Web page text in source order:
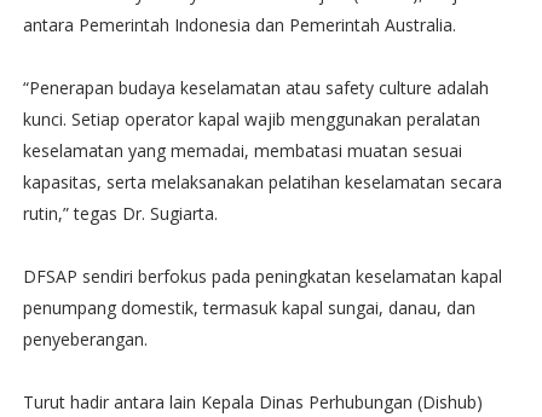
antara Pemerintah Indonesia dan Pemerintah Australia.
“Penerapan budaya keselamatan atau safety culture adalah
kunci. Setiap operator kapal wajib menggunakan peralatan
keselamatan yang memadai, membatasi muatan sesuai
kapasitas, serta melaksanakan pelatihan keselamatan secara
rutin,” tegas Dr. Sugiarta.
DFSAP sendiri berfokus pada peningkatan keselamatan kapal
penumpang domestik, termasuk kapal sungai, danau, dan
penyeberangan.
Turut hadir antara lain Kepala Dinas Perhubungan (Dishub)